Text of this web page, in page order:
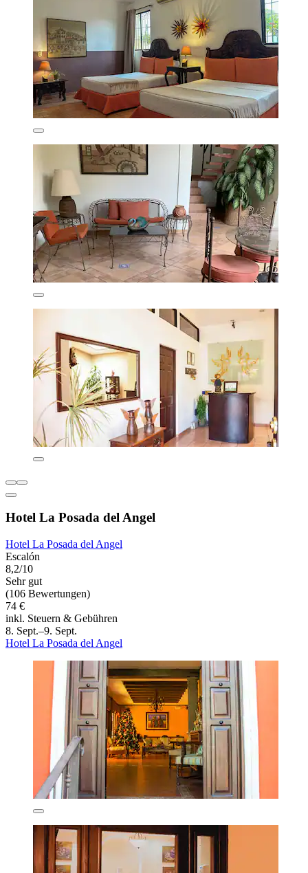
Hotel La Posada del Angel
Hotel La Posada del Angel
Escalón
8,2/10
Sehr gut
(106 Bewertungen)
74 €
inkl. Steuern & Gebühren
8. Sept.–9. Sept.
Hotel La Posada del Angel